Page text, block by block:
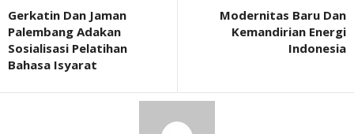
Gerkatin Dan Jaman
Palembang Adakan
Sosialisasi Pelatihan
Bahasa Isyarat
Modernitas Baru Dan
Kemandirian Energi
Indonesia